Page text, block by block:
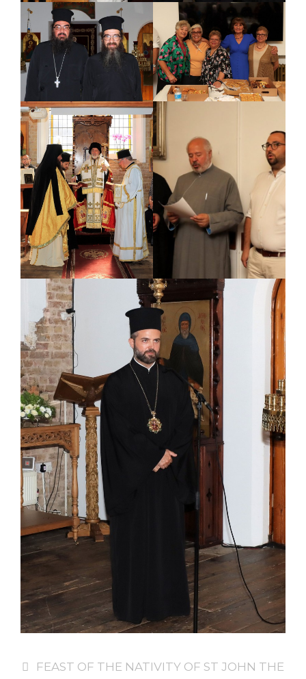
FEAST OF THE NATIVITY OF ST JOHN THE